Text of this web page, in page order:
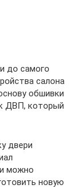
до самого
салона
обшивки
ДВП, который
двери
можно
новую